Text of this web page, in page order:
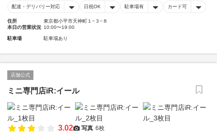
配達・デリバリー対応 日祝OK 駐車場有 カード可
住所
東京都小平市天神町１−３−８
本日の営業状況 10:00〜19:00
駐車場 駐車場あり
店舗公式
ミニ専門店iR:イール
3.02 写真 6枚